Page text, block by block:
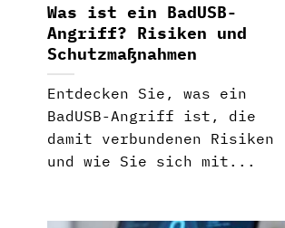
Was ist ein BadUSB-
Angriff? Risiken und
Schutzmaßnahmen
Entdecken Sie, was ein
BadUSB-Angriff ist, die
damit verbundenen Risiken
und wie Sie sich mit...